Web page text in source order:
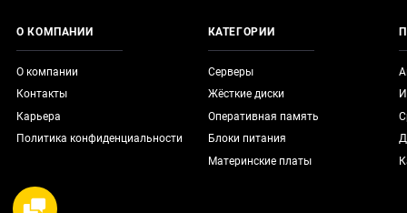
О КОМПАНИИ
О компании
Контакты
Карьера
Политика конфиденциальности
КАТЕГОРИИ
Серверы
Жёсткие диски
Оперативная память
Блоки питания
Материнские платы